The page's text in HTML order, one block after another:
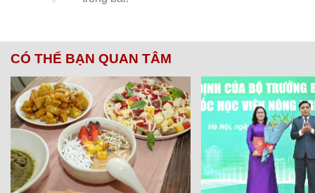
CÓ THỂ BẠN QUAN TÂM